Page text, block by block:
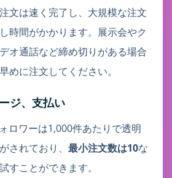
文は速く完了し、大規模な注文
時間がかかります。展示会やク
オ通話など締め切りがある場合
めに注文してください。
ジ、支払い
ロワーは1,000件あたりで透明
されており、 最小注文数は10な
すことができます。